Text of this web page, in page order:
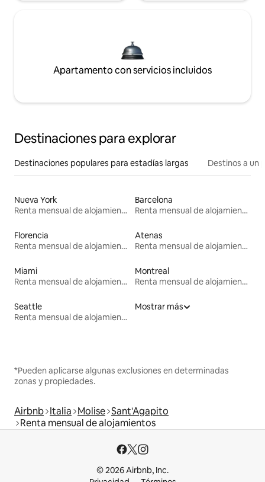
Apartamento con servicios incluidos
Destinaciones para explorar
Destinaciones populares para estadías largas Destinos a un
Nueva York
Renta mensual de alojamientos
Barcelona
Renta mensual de alojamientos
Florencia
Renta mensual de alojamientos
Atenas
Renta mensual de alojamientos
Miami
Renta mensual de alojamientos
Montreal
Renta mensual de alojamientos
Seattle
Renta mensual de alojamientos
Mostrar más
*Pueden aplicarse algunas exclusiones en determinadas
zonas y propiedades.
Airbnb Italia Molise Sant'Agapito
Renta mensual de alojamientos
© 2026 Airbnb, Inc.